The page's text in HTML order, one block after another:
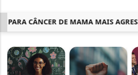
CÂNCER DE MAMA MAIS AGRESSIVO